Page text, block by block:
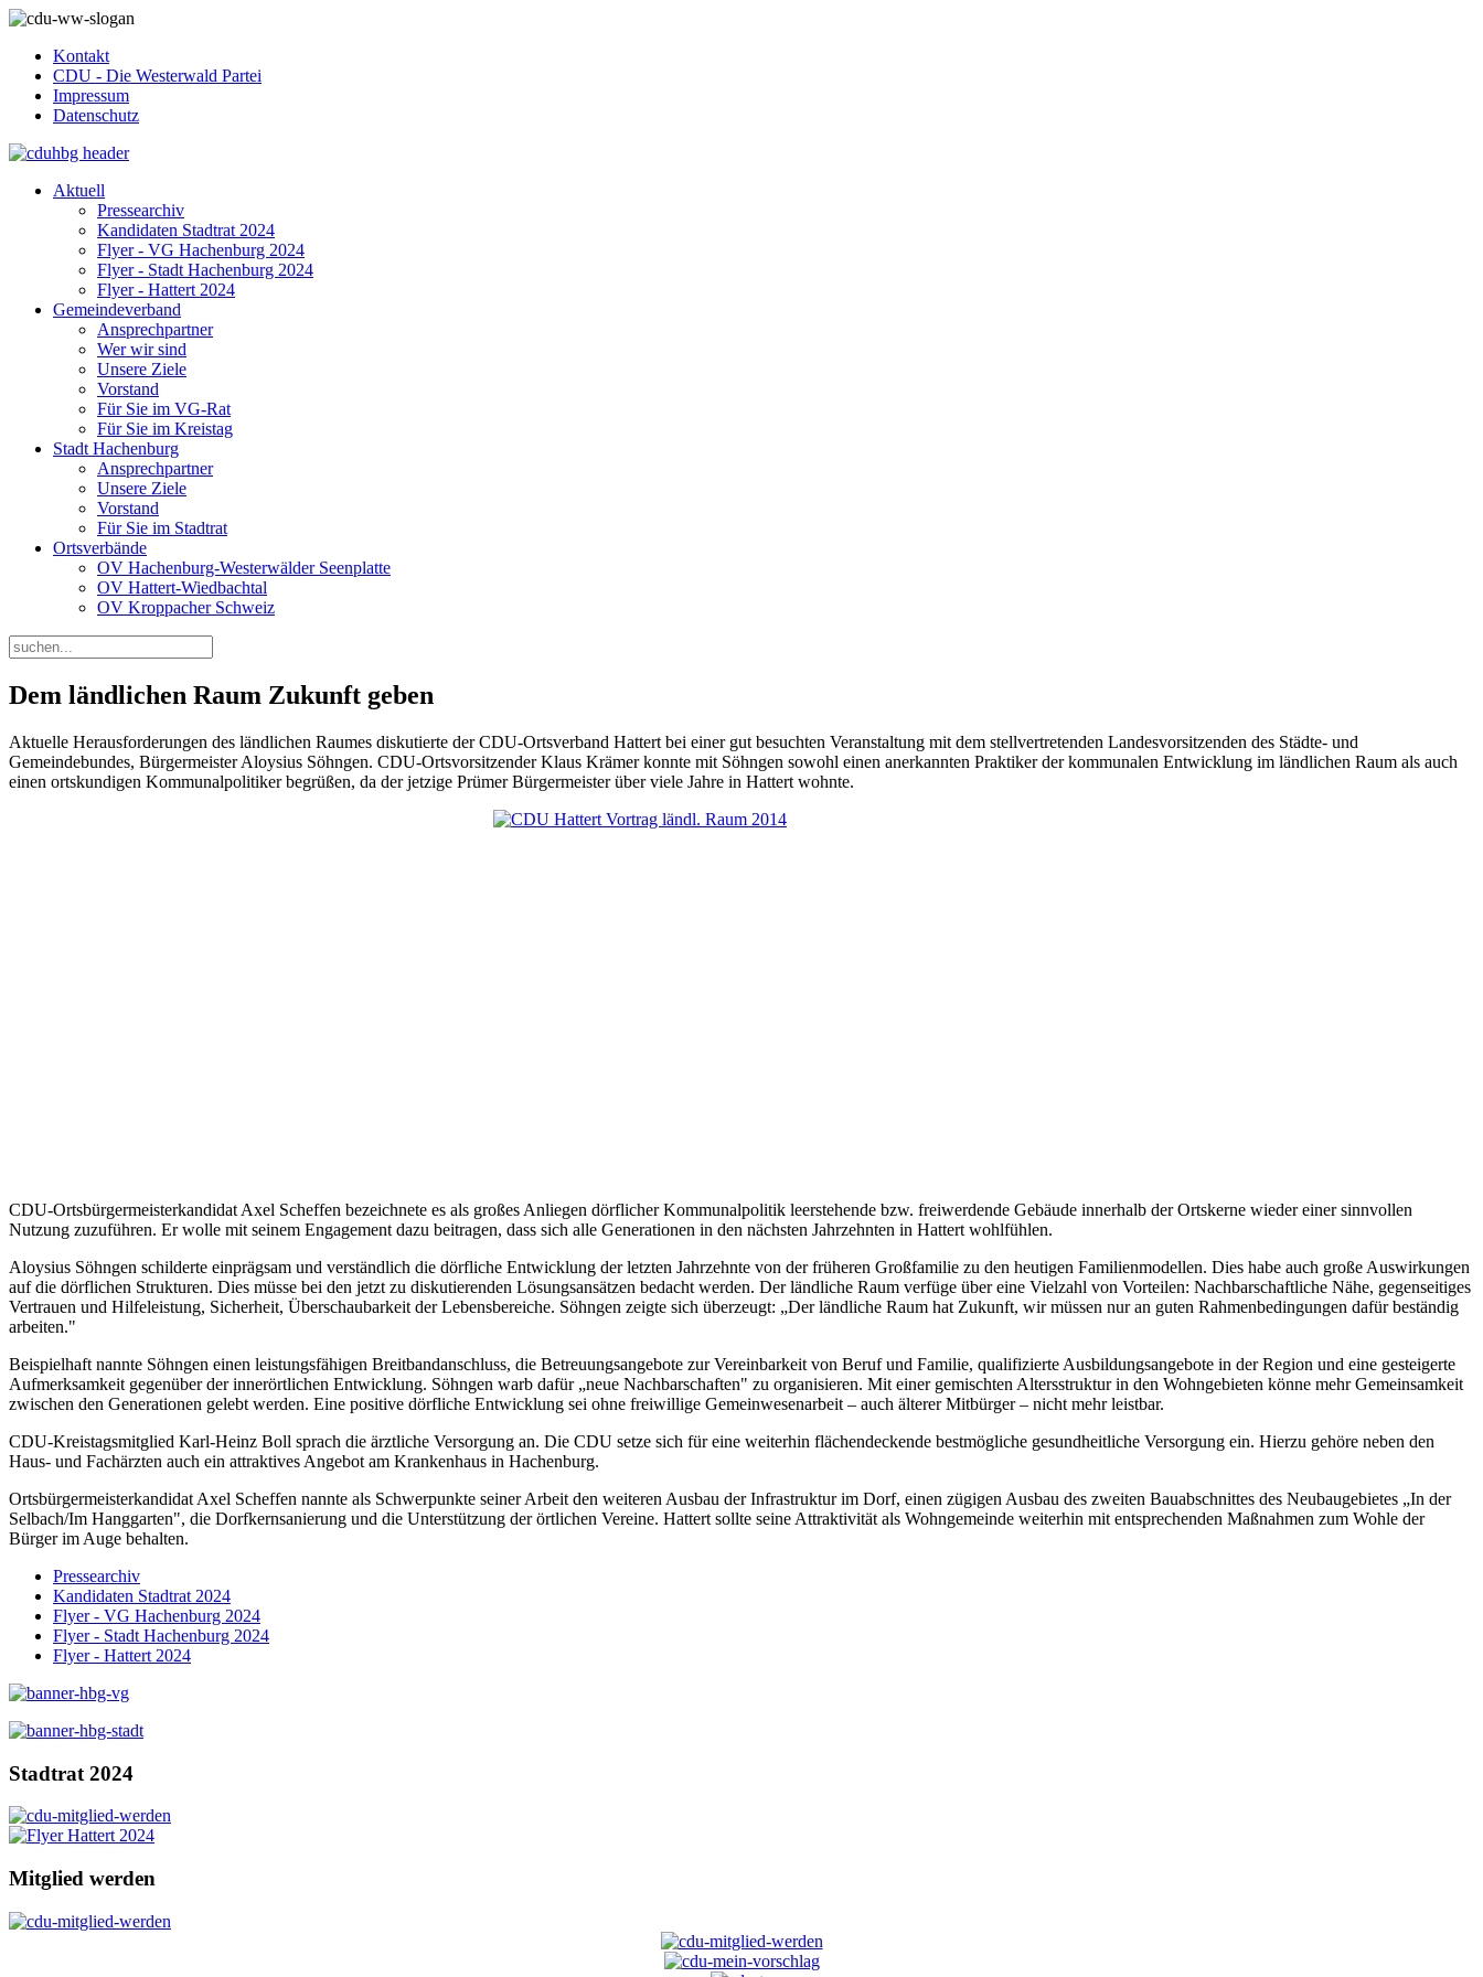
Kontakt
CDU - Die Westerwald Partei
Impressum
Datenschutz
Aktuell
Pressearchiv
Kandidaten Stadtrat 2024
Flyer - VG Hachenburg 2024
Flyer - Stadt Hachenburg 2024
Flyer - Hattert 2024
Gemeindeverband
Ansprechpartner
Wer wir sind
Unsere Ziele
Vorstand
Für Sie im VG-Rat
Für Sie im Kreistag
Stadt Hachenburg
Ansprechpartner
Unsere Ziele
Vorstand
Für Sie im Stadtrat
Ortsverbände
OV Hachenburg-Westerwälder Seenplatte
OV Hattert-Wiedbachtal
OV Kroppacher Schweiz
Dem ländlichen Raum Zukunft geben
Aktuelle Herausforderungen des ländlichen Raumes diskutierte der CDU-Ortsverband Hattert bei einer gut besuchten Veranstaltung mit dem stellvertretenden Landesvorsitzenden des Städte- und
Gemeindebundes, Bürgermeister Aloysius Söhngen. CDU-Ortsvorsitzender Klaus Krämer konnte mit Söhngen sowohl einen anerkannten Praktiker der kommunalen Entwicklung im ländlichen Raum als auch
einen ortskundigen Kommunalpolitiker begrüßen, da der jetzige Prümer Bürgermeister über viele Jahre in Hattert wohnte.
CDU-Ortsbürgermeisterkandidat Axel Scheffen bezeichnete es als großes Anliegen dörflicher Kommunalpolitik leerstehende bzw. freiwerdende Gebäude innerhalb der Ortskerne wieder einer sinnvollen
Nutzung zuzuführen. Er wolle mit seinem Engagement dazu beitragen, dass sich alle Generationen in den nächsten Jahrzehnten in Hattert wohlfühlen.
Aloysius Söhngen schilderte einprägsam und verständlich die dörfliche Entwicklung der letzten Jahrzehnte von der früheren Großfamilie zu den heutigen Familienmodellen. Dies habe auch große Auswirkungen
auf die dörflichen Strukturen. Dies müsse bei den jetzt zu diskutierenden Lösungsansätzen bedacht werden. Der ländliche Raum verfüge über eine Vielzahl von Vorteilen: Nachbarschaftliche Nähe, gegenseitiges
Vertrauen und Hilfeleistung, Sicherheit, Überschaubarkeit der Lebensbereiche. Söhngen zeigte sich überzeugt: „Der ländliche Raum hat Zukunft, wir müssen nur an guten Rahmenbedingungen dafür beständig
arbeiten."
Beispielhaft nannte Söhngen einen leistungsfähigen Breitbandanschluss, die Betreuungsangebote zur Vereinbarkeit von Beruf und Familie, qualifizierte Ausbildungsangebote in der Region und eine gesteigerte
Aufmerksamkeit gegenüber der innerörtlichen Entwicklung. Söhngen warb dafür „neue Nachbarschaften" zu organisieren. Mit einer gemischten Altersstruktur in den Wohngebieten könne mehr Gemeinsamkeit
zwischen den Generationen gelebt werden. Eine positive dörfliche Entwicklung sei ohne freiwillige Gemeinwesenarbeit – auch älterer Mitbürger – nicht mehr leistbar.
CDU-Kreistagsmitglied Karl-Heinz Boll sprach die ärztliche Versorgung an. Die CDU setze sich für eine weiterhin flächendeckende bestmögliche gesundheitliche Versorgung ein. Hierzu gehöre neben den
Haus- und Fachärzten auch ein attraktives Angebot am Krankenhaus in Hachenburg.
Ortsbürgermeisterkandidat Axel Scheffen nannte als Schwerpunkte seiner Arbeit den weiteren Ausbau der Infrastruktur im Dorf, einen zügigen Ausbau des zweiten Bauabschnittes des Neubaugebietes „In der
Selbach/Im Hanggarten", die Dorfkernsanierung und die Unterstützung der örtlichen Vereine. Hattert sollte seine Attraktivität als Wohngemeinde weiterhin mit entsprechenden Maßnahmen zum Wohle der
Bürger im Auge behalten.
Pressearchiv
Kandidaten Stadtrat 2024
Flyer - VG Hachenburg 2024
Flyer - Stadt Hachenburg 2024
Flyer - Hattert 2024
Stadtrat 2024
Mitglied werden